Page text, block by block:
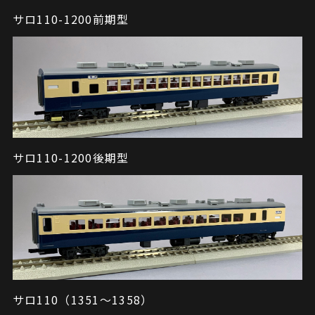
サロ110-1200前期型
サロ110-1200後期型
サロ110（1351～1358）